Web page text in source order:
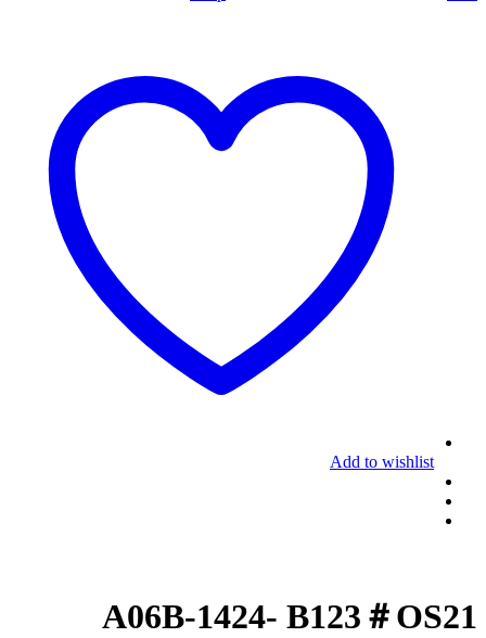
Add to wishlist
A06B-1424- B123＃OS21